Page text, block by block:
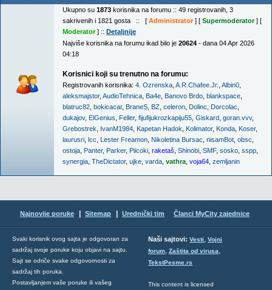
Ukupno su 1873 korisnika na forumu :: 49 registrovanih, 3
sakrivenih i 1821 gosta :: [ Administrator] [ Supermoderator] [
Moderator] :: Detaljnije
Najviše korisnika na forumu ikad bilo je 20624 - dana 04 Apr 2026
04:18
Korisnici koji su trenutno na forumu:
Registrovanih korisnika: 4. Ozrenska A.R.Chafee.Jr. Albin0
aleksmajstor, AudioTehnica Ba4e Banovo Brdo blankspace
blatruc82 bokicacar, BraneS BZ celeron Dolinc Dorcolac
dukajov, ElGenius Feller, fijufijukrozkapiju55 Giskard goran.vvv,
Grebostrek
IvanM1984 Kapetan Hadok Kolimator, Konda Koser,
laurusri lcc Lester Freamon Nikoletina Bursac nisamBot obsc
ostoja Panter, Parker, Piicoki raketaš Shinobi SMF, sosko sspp
synergia TheDictator, ujke varda vathra voja64 zemljanin
Najnovije poruke Sitemap Urednički tim Članci MyCity zajednice
Svaki korisnik ovog sajta je odgovoran za
sadržaj svoje poruke koju objavi na sajtu.
Sajt se odriče svake odgovornosti za
sadržaj tih poruka.
Postavljanjem vaše poruke ili vašeg
Naši sajtovi: Vesti, Vojni
forum, Zaštita od virusa,
TekstPesme.rs
This content is licensed